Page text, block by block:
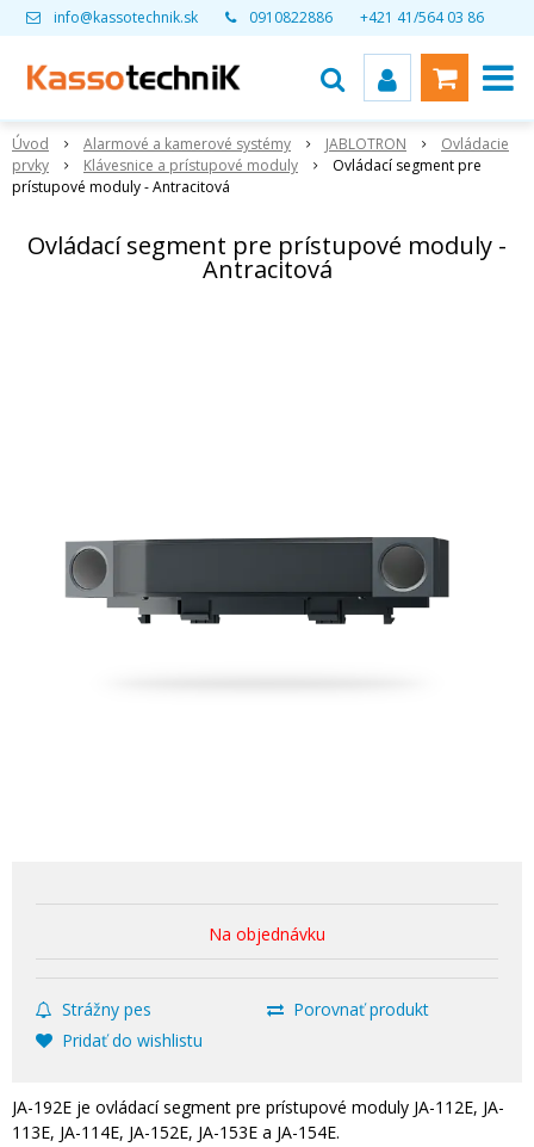
info@kassotechnik.sk 0910822886 +421 41/564 03 86
Úvod Alarmové a kamerové systémy JABLOTRON
Ovládacie
prvky
Klávesnice a prístupové moduly
Ovládací segment pre
prístupové moduly - Antracitová
Ovládací segment pre prístupové moduly -
Antracitová
Na objednávku
Strážny pes
Porovnať produkt
Pridať do wishlistu
JA-192E je ovládací segment pre prístupové moduly JA-112E, JA-
113E, JA-114E, JA-152E, JA-153E a JA-154E.